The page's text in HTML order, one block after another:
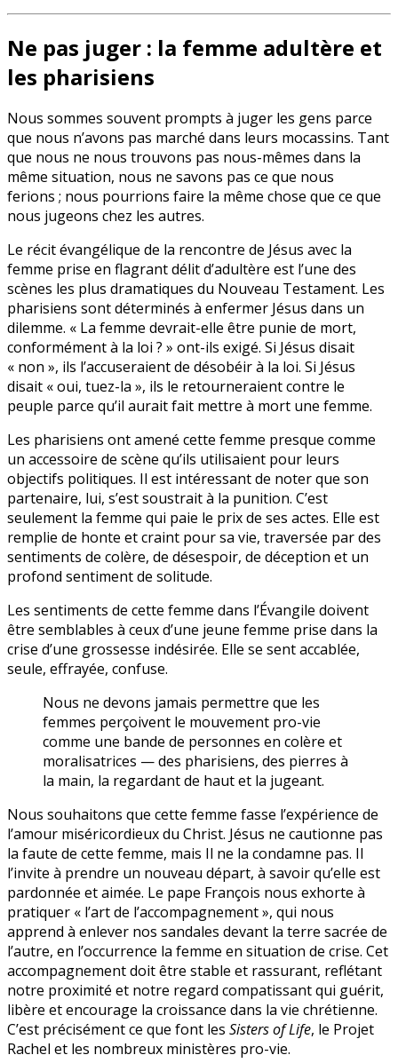
Ne pas juger : la femme adultère et
les pharisiens
Nous sommes souvent prompts à juger les gens parce
que nous n’avons pas marché dans leurs mocassins. Tant
que nous ne nous trouvons pas nous-mêmes dans la
même situation, nous ne savons pas ce que nous
ferions ; nous pourrions faire la même chose que ce que
nous jugeons chez les autres.
Le récit évangélique de la rencontre de Jésus avec la
femme prise en flagrant délit d’adultère est l’une des
scènes les plus dramatiques du Nouveau Testament. Les
pharisiens sont déterminés à enfermer Jésus dans un
dilemme. « La femme devrait-elle être punie de mort,
conformément à la loi ? » ont-ils exigé. Si Jésus disait
« non », ils l’accuseraient de désobéir à la loi. Si Jésus
disait « oui, tuez-la », ils le retourneraient contre le
peuple parce qu’il aurait fait mettre à mort une femme.
Les pharisiens ont amené cette femme presque comme
un accessoire de scène qu’ils utilisaient pour leurs
objectifs politiques. Il est intéressant de noter que son
partenaire, lui, s’est soustrait à la punition. C’est
seulement la femme qui paie le prix de ses actes. Elle est
remplie de honte et craint pour sa vie, traversée par des
sentiments de colère, de désespoir, de déception et un
profond sentiment de solitude.
Les sentiments de cette femme dans l’Évangile doivent
être semblables à ceux d’une jeune femme prise dans la
crise d’une grossesse indésirée. Elle se sent accablée,
seule, effrayée, confuse.
Nous ne devons jamais permettre que les
femmes perçoivent le mouvement pro-vie
comme une bande de personnes en colère et
moralisatrices — des pharisiens, des pierres à
la main, la regardant de haut et la jugeant.
Nous souhaitons que cette femme fasse l’expérience de
l’amour miséricordieux du Christ. Jésus ne cautionne pas
la faute de cette femme, mais Il ne la condamne pas. Il
l’invite à prendre un nouveau départ, à savoir qu’elle est
pardonnée et aimée. Le pape François nous exhorte à
pratiquer « l’art de l’accompagnement », qui nous
apprend à enlever nos sandales devant la terre sacrée de
l’autre, en l’occurrence la femme en situation de crise. Cet
accompagnement doit être stable et rassurant, reflétant
notre proximité et notre regard compatissant qui guérit,
libère et encourage la croissance dans la vie chrétienne.
C’est précisément ce que font les Sisters of Life, le Projet
Rachel et les nombreux ministères pro-vie.